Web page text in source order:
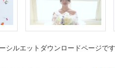
シルエットダウンロードページで